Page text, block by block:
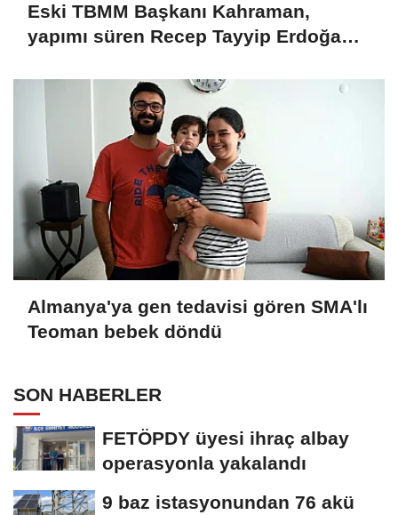
Eski TBMM Başkanı Kahraman,
yapımı süren Recep Tayyip Erdoğan
Almanya'ya gen tedavisi gören SMA'lı
Teoman bebek döndü
SON HABERLER
FETÖPDY üyesi ihraç albay
operasyonla yakalandı
9 baz istasyonundan 76 akü